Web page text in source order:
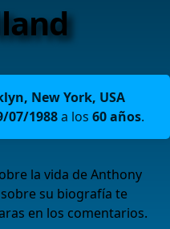
New York, USA
07/1988a los 60 años.
la vida de Anthony
su biografía te
en los comentarios.